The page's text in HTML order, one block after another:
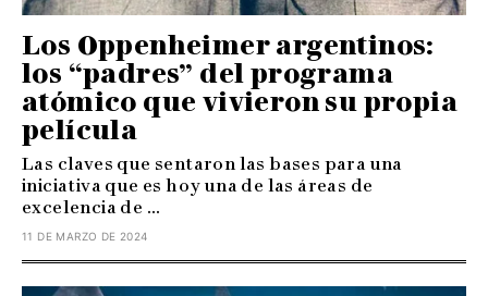
Los Oppenheimer argentinos:
los “padres” del programa
atómico que vivieron su propia
película
Las claves que sentaron las bases para una
iniciativa que es hoy una de las áreas de
excelencia de ...
11 DE MARZO DE 2024